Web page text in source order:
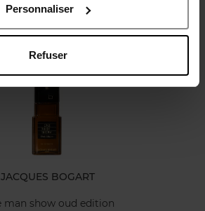
Personnaliser
Refuser
quelque chose ?
JACQUES BOGART
man show oud edition